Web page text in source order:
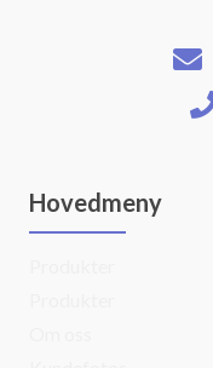
Hovedmeny